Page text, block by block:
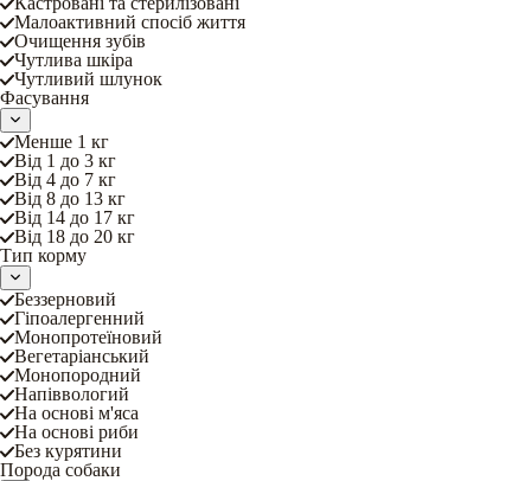
Малоактивний спосіб життя
Очищення зубів
Чутлива шкіра
Чутливий шлунок
Фасування
Менше 1 кг
Від 1 до 3 кг
Від 4 до 7 кг
Від 8 до 13 кг
Від 14 до 17 кг
Від 18 до 20 кг
Тип корму
Беззерновий
Гіпоалергенний
Монопротеїновий
Вегетаріанський
Монопородний
Напіввологий
На основі м'яса
На основі риби
Без курятини
Порода собаки